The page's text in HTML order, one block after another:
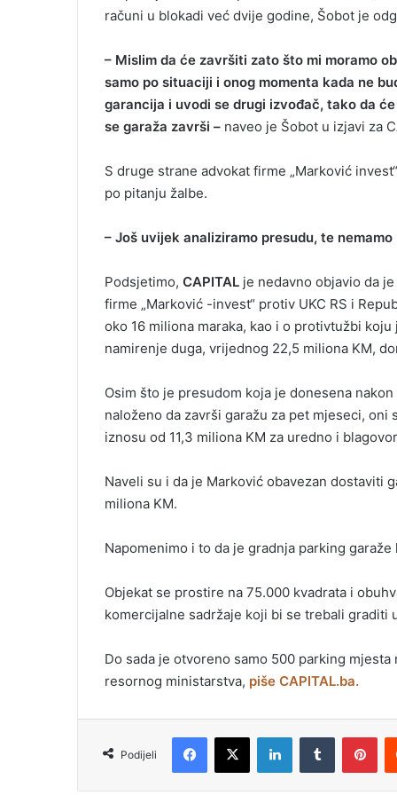
računi u blokadi već dvije godine, Šobot je
– Mislim da će završiti zato što mi moramo
samo po situaciji i onog momenta kada ne
garancija i uvodi se drugi izvođač, tako da
se garaža završi – naveo je Šobot u izjavi za
S druge strane advokat firme „Marković
po pitanju žalbe.
– Još uvijek analiziramo presudu, te
Podsjetimo, CAPITAL je nedavno objavio da
firme „Marković -invest“ protiv UKC RS i
oko 16 miliona maraka, kao i o protivtužbi
namirenje duga, vrijednog 22,5 miliona KM,
Osim što je presudom koja je donesena
naloženo da završi garažu za pet mjeseci,
iznosu od 11,3 miliona KM za uredno i
Naveli su i da je Marković obavezan dostaviti
miliona KM.
Napomenimo i to da je gradnja parking
Objekat se prostire na 75.000 kvadrata i
komercijalne sadržaje koji bi se trebali graditi
Do sada je otvoreno samo 500 parking
resornog ministarstva, piše CAPITAL.ba.
Podijeli